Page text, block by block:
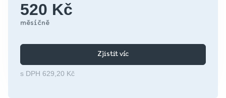
520 Kč
měsíčně
Zjistit víc
s DPH 629,20 Kč